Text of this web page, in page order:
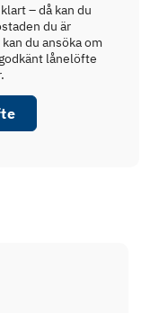
– då kan du
du är
du ansöka om
lånelöfte